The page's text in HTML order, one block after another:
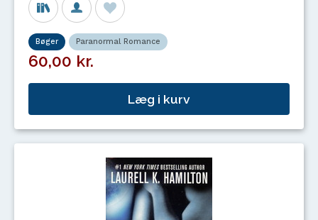
Bøger Paranormal Romance
60,00 kr.
Læg i kurv